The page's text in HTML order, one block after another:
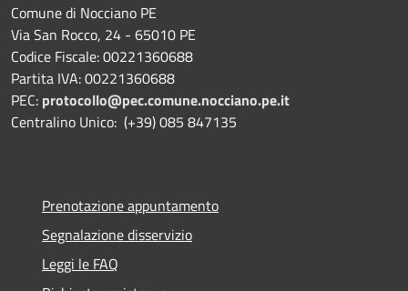
Comune di Nocciano PE
Via San Rocco, 24 - 65010 PE
Codice Fiscale: 00221360688
Partita IVA: 00221360688
PEC: protocollo@pec.comune.nocciano.pe.it
Centralino Unico: (+39) 085 847135
Prenotazione appuntamento
Segnalazione disservizio
Leggi le FAQ